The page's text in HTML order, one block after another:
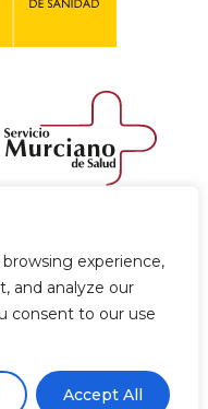
experience,
and analyze our
consent to our use
Accept All
Uso de cookies